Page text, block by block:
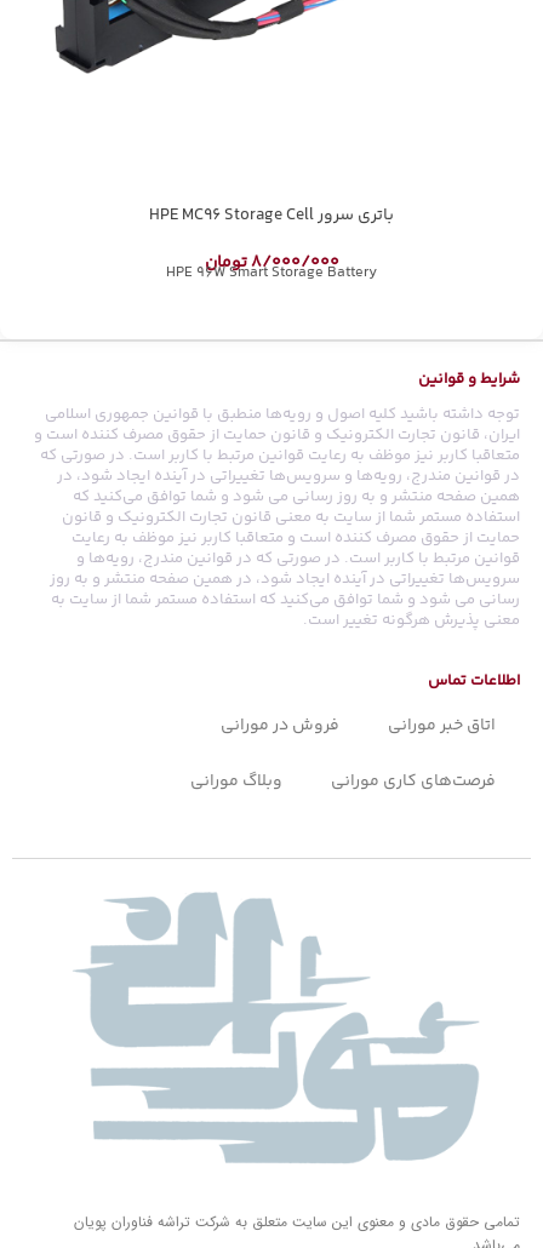
باتری سرور HPE MC96 Storage Cell
8/000/000تومان
HPE 96W Smart Storage Battery
شرایط و قوانین
توجه داشته باشید کلیه اصول و رویه‏‌ها منطبق با قوانین جمهوری اسلامی
ایران، قانون تجارت الکترونیک و قانون حمایت از حقوق مصرف کننده است و
متعاقبا کاربر نیز موظف به رعایت قوانین مرتبط با کاربر است. در صورتی که
در قوانین مندرج، رویه‏‌ها و سرویس‏‌ها تغییراتی در آینده ایجاد شود، در
همین صفحه منتشر و به روز رسانی می شود و شما توافق می‏‌کنید که
استفاده مستمر شما از سایت به معنی قانون تجارت الکترونیک و قانون
حمایت از حقوق مصرف کننده است و متعاقبا کاربر نیز موظف به رعایت
قوانین مرتبط با کاربر است. در صورتی که در قوانین مندرج، رویه‏‌ها و
سرویس‏‌ها تغییراتی در آینده ایجاد شود، در همین صفحه منتشر و به روز
رسانی می شود و شما توافق می‏‌کنید که استفاده مستمر شما از سایت به
معنی پذیرش هرگونه تغییر است.
اطلاعات تماس
اتاق خبر مورانی فروش در مورانی
فرصت‌های کاری مورانی وبلاگ مورانی
تمامی حقوق مادی و معنوی این سایت متعلق به شرکت تراشه فناوران پویان